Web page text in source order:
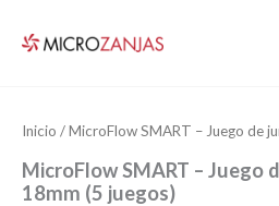
Inicio / MicroFlow SMART – Juego de
MicroFlow SMART – Juego
18mm (5 juegos)